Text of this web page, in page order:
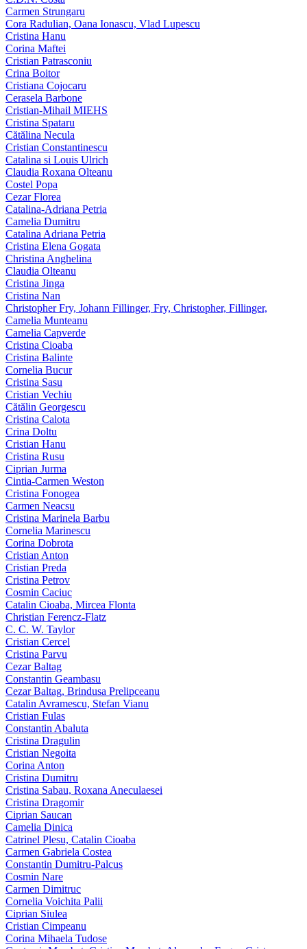
Carmen Strungaru
Cora Radulian, Oana Ionascu, Vlad Lupescu
Cristina Hanu
Corina Maftei
Cristian Patrasconiu
Crina Boitor
Cristiana Cojocaru
Cerasela Barbone
Cristian-Mihail MIEHS
Cristina Spataru
Cătălina Necula
Cristian Constantinescu
Catalina si Louis Ulrich
Claudia Roxana Olteanu
Costel Popa
Cezar Florea
Catalina-Adriana Petria
Camelia Dumitru
Catalina Adriana Petria
Cristina Elena Gogata
Christina Anghelina
Claudia Olteanu
Cristina Jinga
Cristina Nan
Christopher Fry, Johann Fillinger, Fry, Christopher, Fillinger,
Camelia Munteanu
Camelia Capverde
Cristina Cioaba
Cristina Balinte
Cornelia Bucur
Cristina Sasu
Cristian Vechiu
Cătălin Georgescu
Cristina Calota
Crina Doltu
Cristian Hanu
Cristina Rusu
Ciprian Jurma
Cintia-Carmen Weston
Cristina Fonogea
Carmen Neacsu
Cristina Marinela Barbu
Cornelia Marinescu
Corina Dobrota
Cristian Anton
Cristian Preda
Cristina Petrov
Cosmin Caciuc
Catalin Cioaba, Mircea Flonta
Christian Ferencz-Flatz
C. C. W. Taylor
Cristian Cercel
Cristina Parvu
Cezar Baltag
Constantin Geambasu
Cezar Baltag, Brindusa Prelipceanu
Catalin Avramescu, Stefan Vianu
Cristian Fulas
Constantin Abaluta
Cristina Dragulin
Cristian Negoita
Corina Anton
Cristina Dumitru
Cristina Sabau, Roxana Aneculaesei
Cristina Dragomir
Ciprian Saucan
Camelia Dinica
Catrinel Plesu, Catalin Cioaba
Carmen Gabriela Costea
Constantin Dumitru-Palcus
Cosmin Nare
Carmen Dimitruc
Cornelia Voichita Palii
Ciprian Siulea
Cristian Cimpeanu
Corina Mihaela Tudose